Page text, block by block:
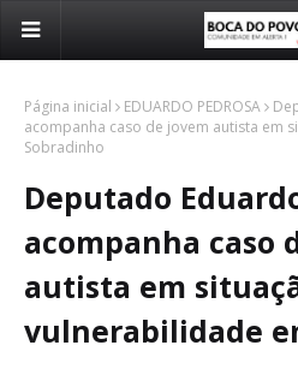
Página inicial EDUARDO PEDROSA
acompanha caso de jovem autista em
Sobradinho
Deputado
acompanha caso
autista em
vulnerabilidade